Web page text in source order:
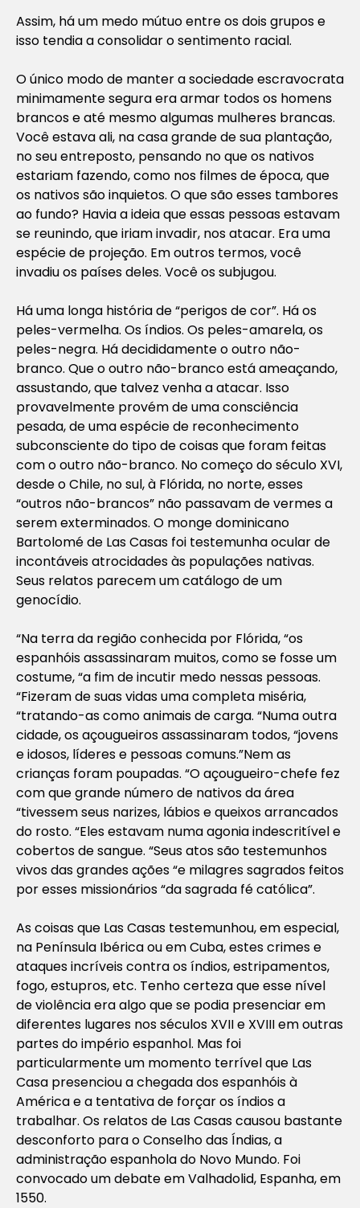
Assim, há um medo mútuo entre os dois grupos e
isso tendia a consolidar o sentimento racial.
O único modo de manter a sociedade escravocrata
minimamente segura era armar todos os homens
brancos e até mesmo algumas mulheres brancas.
Você estava ali, na casa grande de sua plantação,
no seu entreposto, pensando no que os nativos
estariam fazendo, como nos filmes de época, que
os nativos são inquietos. O que são esses tambores
ao fundo? Havia a ideia que essas pessoas estavam
se reunindo, que iriam invadir, nos atacar. Era uma
espécie de projeção. Em outros termos, você
invadiu os países deles. Você os subjugou.
Há uma longa história de “perigos de cor”. Há os
peles-vermelha. Os índios. Os peles-amarela, os
peles-negra. Há decididamente o outro não-
branco. Que o outro não-branco está ameaçando,
assustando, que talvez venha a atacar. Isso
provavelmente provém de uma consciência
pesada, de uma espécie de reconhecimento
subconsciente do tipo de coisas que foram feitas
com o outro não-branco. No começo do século XVI,
desde o Chile, no sul, à Flórida, no norte, esses
“outros não-brancos” não passavam de vermes a
serem exterminados. O monge dominicano
Bartolomé de Las Casas foi testemunha ocular de
incontáveis atrocidades às populações nativas.
Seus relatos parecem um catálogo de um
genocídio.
“Na terra da região conhecida por Flórida, “os
espanhóis assassinaram muitos, como se fosse um
costume, “a fim de incutir medo nessas pessoas.
“Fizeram de suas vidas uma completa miséria,
“tratando-as como animais de carga. “Numa outra
cidade, os açougueiros assassinaram todos, “jovens
e idosos, líderes e pessoas comuns.”Nem as
crianças foram poupadas. “O açougueiro-chefe fez
com que grande número de nativos da área
“tivessem seus narizes, lábios e queixos arrancados
do rosto. “Eles estavam numa agonia indescritível e
cobertos de sangue. “Seus atos são testemunhos
vivos das grandes ações “e milagres sagrados feitos
por esses missionários “da sagrada fé católica”.
As coisas que Las Casas testemunhou, em especial,
na Península Ibérica ou em Cuba, estes crimes e
ataques incríveis contra os índios, estripamentos,
fogo, estupros, etc. Tenho certeza que esse nível
de violência era algo que se podia presenciar em
diferentes lugares nos séculos XVII e XVIII em outras
partes do império espanhol. Mas foi
particularmente um momento terrível que Las
Casa presenciou a chegada dos espanhóis à
América e a tentativa de forçar os índios a
trabalhar. Os relatos de Las Casas causou bastante
desconforto para o Conselho das Índias, a
administração espanhola do Novo Mundo. Foi
convocado um debate em Valhadolid, Espanha, em
1550.